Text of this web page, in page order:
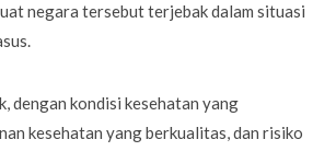
negara tersebut terjebak dalam situasi
dengan kondisi kesehatan yang
kesehatan yang berkualitas, dan risiko